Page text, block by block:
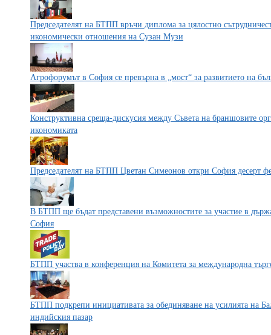
Председателят на БТПП връчи диплома за цялостно
икономически отношения на Сузан Музи
Агрофорумът в София се превърна в „мост“ за развитието на
Конструктивна среща-дискусия между Съвета на браншовите
икономиката
Председателят на БТПП Цветан Симеонов откри София десерт
В БТПП ще бъдат представени възможностите за участие в
София
БТПП участва в конференция на Комитета за международна
БТПП подкрепи инициативата за обединяване на усилията на
индийския пазар